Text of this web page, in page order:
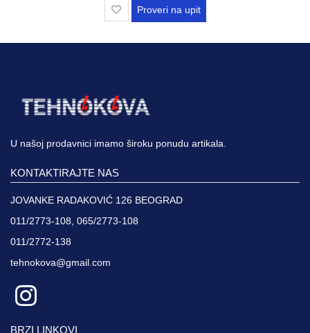
Proveri na upit
U našoj prodavnici imamo široku ponudu artikala.
KONTAKTIRAJTE NAS
JOVANKE RADAKOVIĆ 126 BEOGRAD
011/2773-108, 065/2773-108
011/2772-138
tehnokova@gmail.com
BRZI LINKOVI